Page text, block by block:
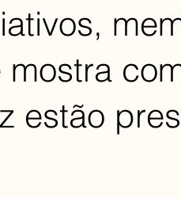
estão